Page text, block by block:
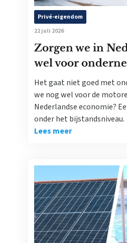
Privé-eigendom
22 juli 2026
Zorgen we in
wel voor
Het gaat niet goed met
we nog wel voor de
Nederlandse economie?
onder het bijstandsniveau.
Lees meer